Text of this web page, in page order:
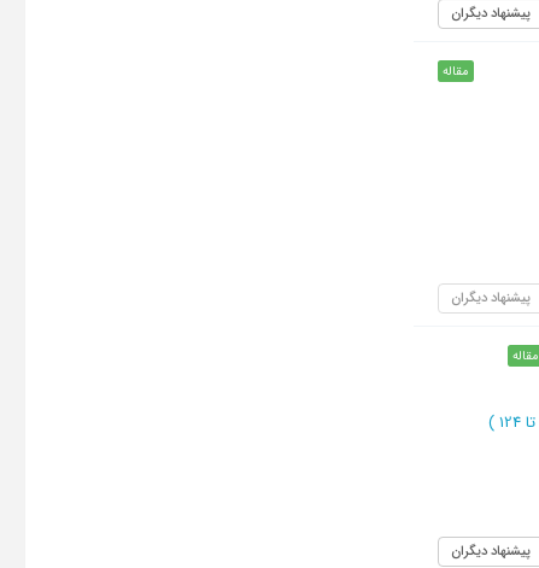
پیشنهاد دیگران
مقاله
پیشنهاد دیگران
مقاله
)
پیشنهاد دیگران